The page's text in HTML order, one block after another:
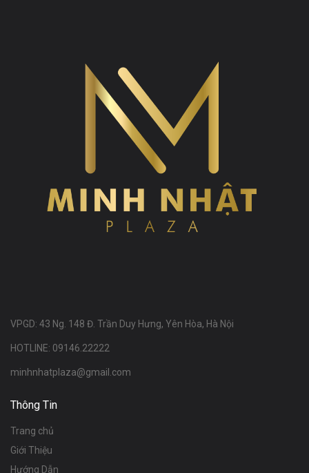
VPGD: 43 Ng. 148 Đ. Trần Duy Hưng, Yên Hòa, Hà Nội
HOTLINE: 09146.22222
minhnhatplaza@gmail.com
Thông Tin
Trang chủ
Giới Thiệu
Hướng Dẫn